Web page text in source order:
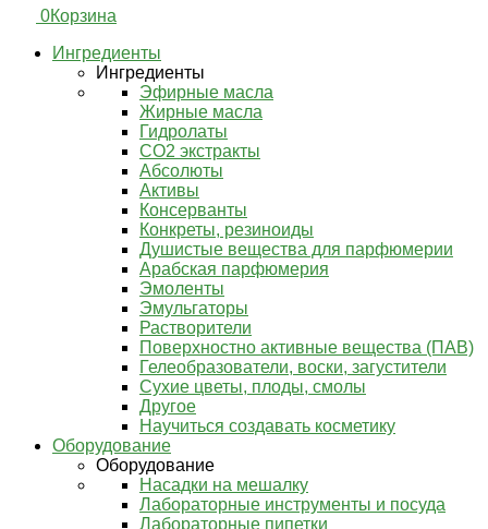
0Корзина
Ингредиенты
Ингредиенты
Эфирные масла
Жирные масла
Гидролаты
СО2 экстракты
Абсолюты
Активы
Консерванты
Конкреты, резиноиды
Душистые вещества для парфюмерии
Арабская парфюмерия
Эмоленты
Эмульгаторы
Растворители
Поверхностно активные вещества (ПАВ)
Гелеобразователи, воски, загустители
Сухие цветы, плоды, смолы
Другое
Научиться создавать косметику
Оборудование
Оборудование
Насадки на мешалку
Лабораторные инструменты и посуда
Лабораторные пипетки